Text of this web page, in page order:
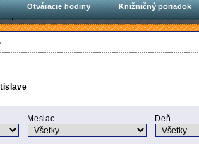
Otváracie hodiny Knižničný poriadok
Mesiac Deň